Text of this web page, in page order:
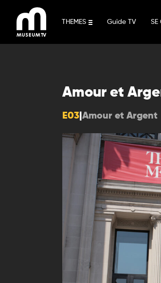
contenu
THEMES Guide TV SE
Amour et
E03 Amour et Argent